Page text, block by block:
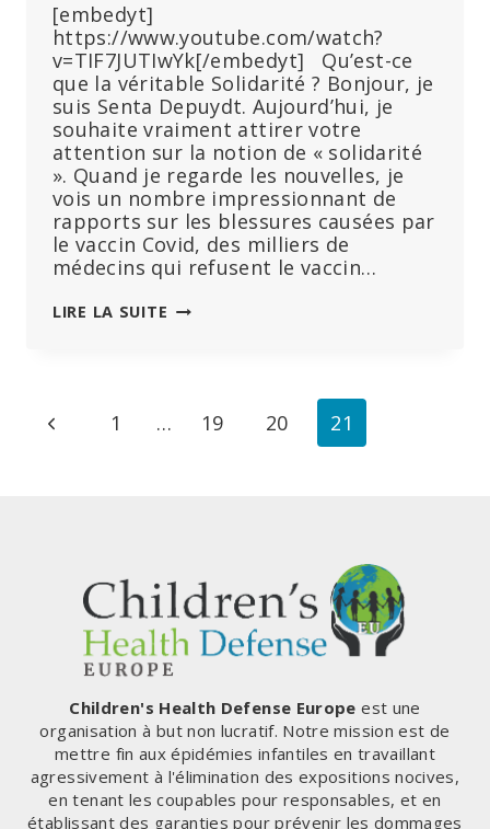
[embedyt]
https://www.youtube.com/watch?
v=TIF7JUTIwYk[/embedyt] Qu’est-ce
que la véritable Solidarité ? Bonjour, je
suis Senta Depuydt. Aujourd’hui, je
souhaite vraiment attirer votre
attention sur la notion de « solidarité
». Quand je regarde les nouvelles, je
vois un nombre impressionnant de
rapports sur les blessures causées par
le vaccin Covid, des milliers de
médecins qui refusent le vaccin…
LIRE LA SUITE SE
COVID
Navigation
Page
1 … 19 20 21
Children's Health Defense Europe est une
organisation à but non lucratif. Notre mission est de
mettre fin aux épidémies infantiles en travaillant
agressivement à l'élimination des expositions nocives,
en tenant les coupables pour responsables, et en
établissant des garanties pour prévenir les dommages